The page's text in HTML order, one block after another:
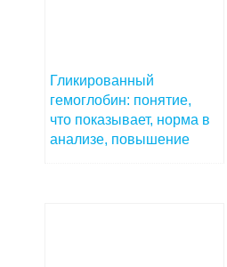
Гликированный
гемоглобин: понятие,
что показывает, норма в
анализе, повышение